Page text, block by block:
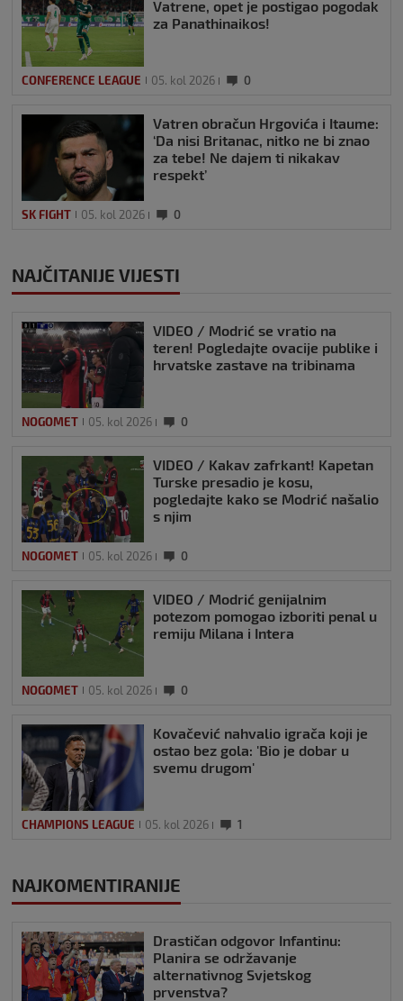
Vatrene, opet je postigao pogodak
za Panathinaikos!
CONFERENCE LEAGUE 05. kol 2026 0
Vatren obračun Hrgovića i Itaume:
‘Da nisi Britanac, nitko ne bi znao
za tebe! Ne dajem ti nikakav
respekt’
SK FIGHT 05. kol 2026 0
NAJČITANIJE VIJESTI
VIDEO / Modrić se vratio na
teren! Pogledajte ovacije publike i
hrvatske zastave na tribinama
NOGOMET 05. kol 2026 0
VIDEO / Kakav zafrkant! Kapetan
Turske presadio je kosu,
pogledajte kako se Modrić našalio
s njim
NOGOMET 05. kol 2026 0
VIDEO / Modrić genijalnim
potezom pomogao izboriti penal u
remiju Milana i Intera
NOGOMET 05. kol 2026 0
Kovačević nahvalio igrača koji je
ostao bez gola: 'Bio je dobar u
svemu drugom'
CHAMPIONS LEAGUE 05. kol 2026 1
NAJKOMENTIRANIJE
Drastičan odgovor Infantinu:
Planira se održavanje
alternativnog Svjetskog
prvenstva?